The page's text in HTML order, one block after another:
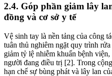
2.4. Góp phần giảm lây
đồng và cơ sở y tế
Vệ sinh tay là nền tảng của công
tuân thủ nghiêm ngặt quy trình
giảm tỷ lệ nhiễm khuẩn bệnh
người đang điều trị [2]. Trong
hạn chế sự bùng phát và lây lan